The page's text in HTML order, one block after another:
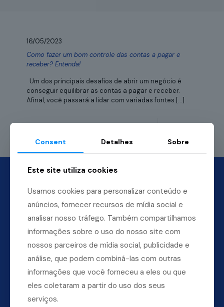
16/05/2023
Como fazer um bom controle das contas a pagar e
receber? Entenda!
Um dos principais desafios de abrir um negócio é
conseguir equilibrar as contas a pagar e receber.
Afinal, você passará a lidar com variadas fontes […]
Leia mais
Dúvidas? Ligue para a nossa central.
(11) 4004-3500
Consent Detalhes Sobre
Este site utiliza cookies
Usamos cookies para personalizar conteúdo e
anúncios, fornecer recursos de mídia social e
analisar nosso tráfego. Também compartilhamos
informações sobre o uso do nosso site com
nossos parceiros de mídia social, publicidade e
análise, que podem combiná-las com outras
informações que você forneceu a eles ou que
eles coletaram a partir do uso dos seus
serviços.